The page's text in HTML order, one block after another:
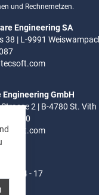
und Rechnernetzen.
Engineering SA
38 | L-9991
GmbH
2 | B-4780 St. Vith
280 080
| 14 - 17